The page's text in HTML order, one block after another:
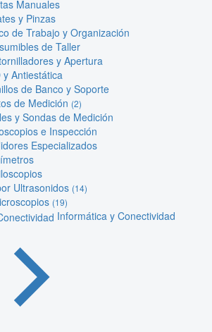
Manuales
y Pinzas
de Trabajo y Organización
de Taller
y Apertura
y Antiestática
de Banco y Soporte
de Medición (2)
y Sondas de Medición
e Inspección
Especializados
Ultrasonidos (14)
(19)
Informática y Conectividad